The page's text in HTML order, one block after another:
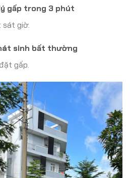
gấp trong 3 phút
sát giờ.
sinh bất thường
gấp.